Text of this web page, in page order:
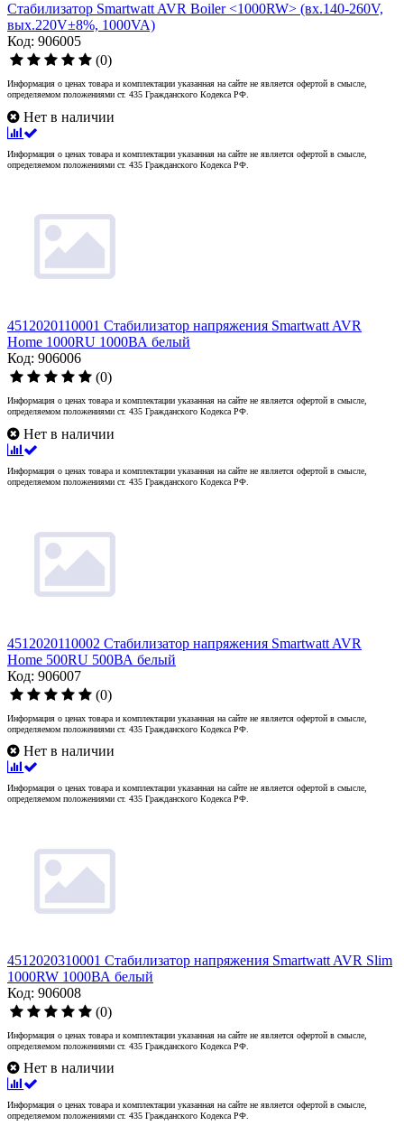
Стабилизатор Smartwatt AVR Boiler <1000RW> (вх.140-260V,
вых.220V±8%, 1000VA)
Код: 906005
(0)
Информация о ценах товара и комплектации указанная на сайте не является офертой в смысле,
определяемом положениями ст. 435 Гражданского Кодекса РФ.
Нет в наличии
Информация о ценах товара и комплектации указанная на сайте не является офертой в смысле,
определяемом положениями ст. 435 Гражданского Кодекса РФ.
4512020110001 Стабилизатор напряжения Smartwatt AVR
Home 1000RU 1000ВА белый
Код: 906006
(0)
Информация о ценах товара и комплектации указанная на сайте не является офертой в смысле,
определяемом положениями ст. 435 Гражданского Кодекса РФ.
Нет в наличии
Информация о ценах товара и комплектации указанная на сайте не является офертой в смысле,
определяемом положениями ст. 435 Гражданского Кодекса РФ.
4512020110002 Стабилизатор напряжения Smartwatt AVR
Home 500RU 500ВА белый
Код: 906007
(0)
Информация о ценах товара и комплектации указанная на сайте не является офертой в смысле,
определяемом положениями ст. 435 Гражданского Кодекса РФ.
Нет в наличии
Информация о ценах товара и комплектации указанная на сайте не является офертой в смысле,
определяемом положениями ст. 435 Гражданского Кодекса РФ.
4512020310001 Стабилизатор напряжения Smartwatt AVR Slim
1000RW 1000ВА белый
Код: 906008
(0)
Информация о ценах товара и комплектации указанная на сайте не является офертой в смысле,
определяемом положениями ст. 435 Гражданского Кодекса РФ.
Нет в наличии
Информация о ценах товара и комплектации указанная на сайте не является офертой в смысле,
определяемом положениями ст. 435 Гражданского Кодекса РФ.